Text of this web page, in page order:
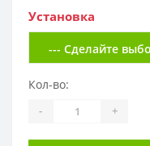
Установка
Кол-во:
- +